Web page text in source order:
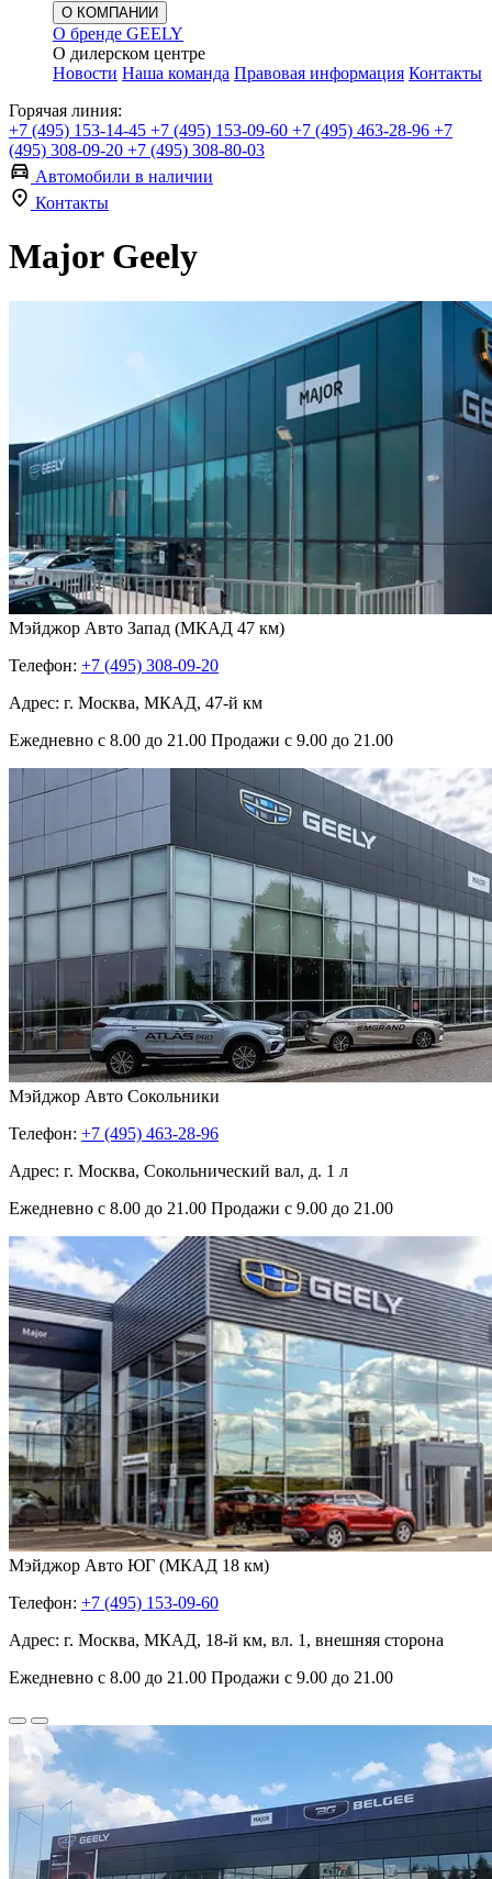
О КОМПАНИИ
О бренде GEELY
О дилерском центре
Новости Наша команда Правовая информация Контакты
Горячая линия:
+7 (495) 153-14-45 +7 (495) 153-09-60 +7 (495) 463-28-96 +7
(495) 308-09-20 +7 (495) 308-80-03
Автомобили в наличии
Контакты
Major Geely
Мэйджор Авто Запад (МКАД 47 км)
Телефон: +7 (495) 308-09-20
Адрес: г. Москва, МКАД, 47-й км
Ежедневно с 8.00 до 21.00 Продажи с 9.00 до 21.00
Мэйджор Авто Сокольники
Телефон: +7 (495) 463-28-96
Адрес: г. Москва, Сокольнический вал, д. 1 л
Ежедневно с 8.00 до 21.00 Продажи с 9.00 до 21.00
Мэйджор Авто ЮГ (МКАД 18 км)
Телефон: +7 (495) 153-09-60
Адрес: г. Москва, МКАД, 18-й км, вл. 1, внешняя сторона
Ежедневно с 8.00 до 21.00 Продажи с 9.00 до 21.00